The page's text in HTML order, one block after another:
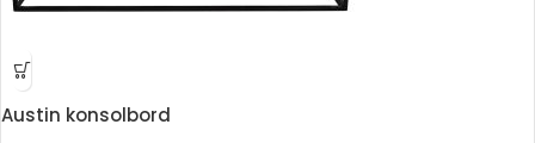
Austin konsolbord